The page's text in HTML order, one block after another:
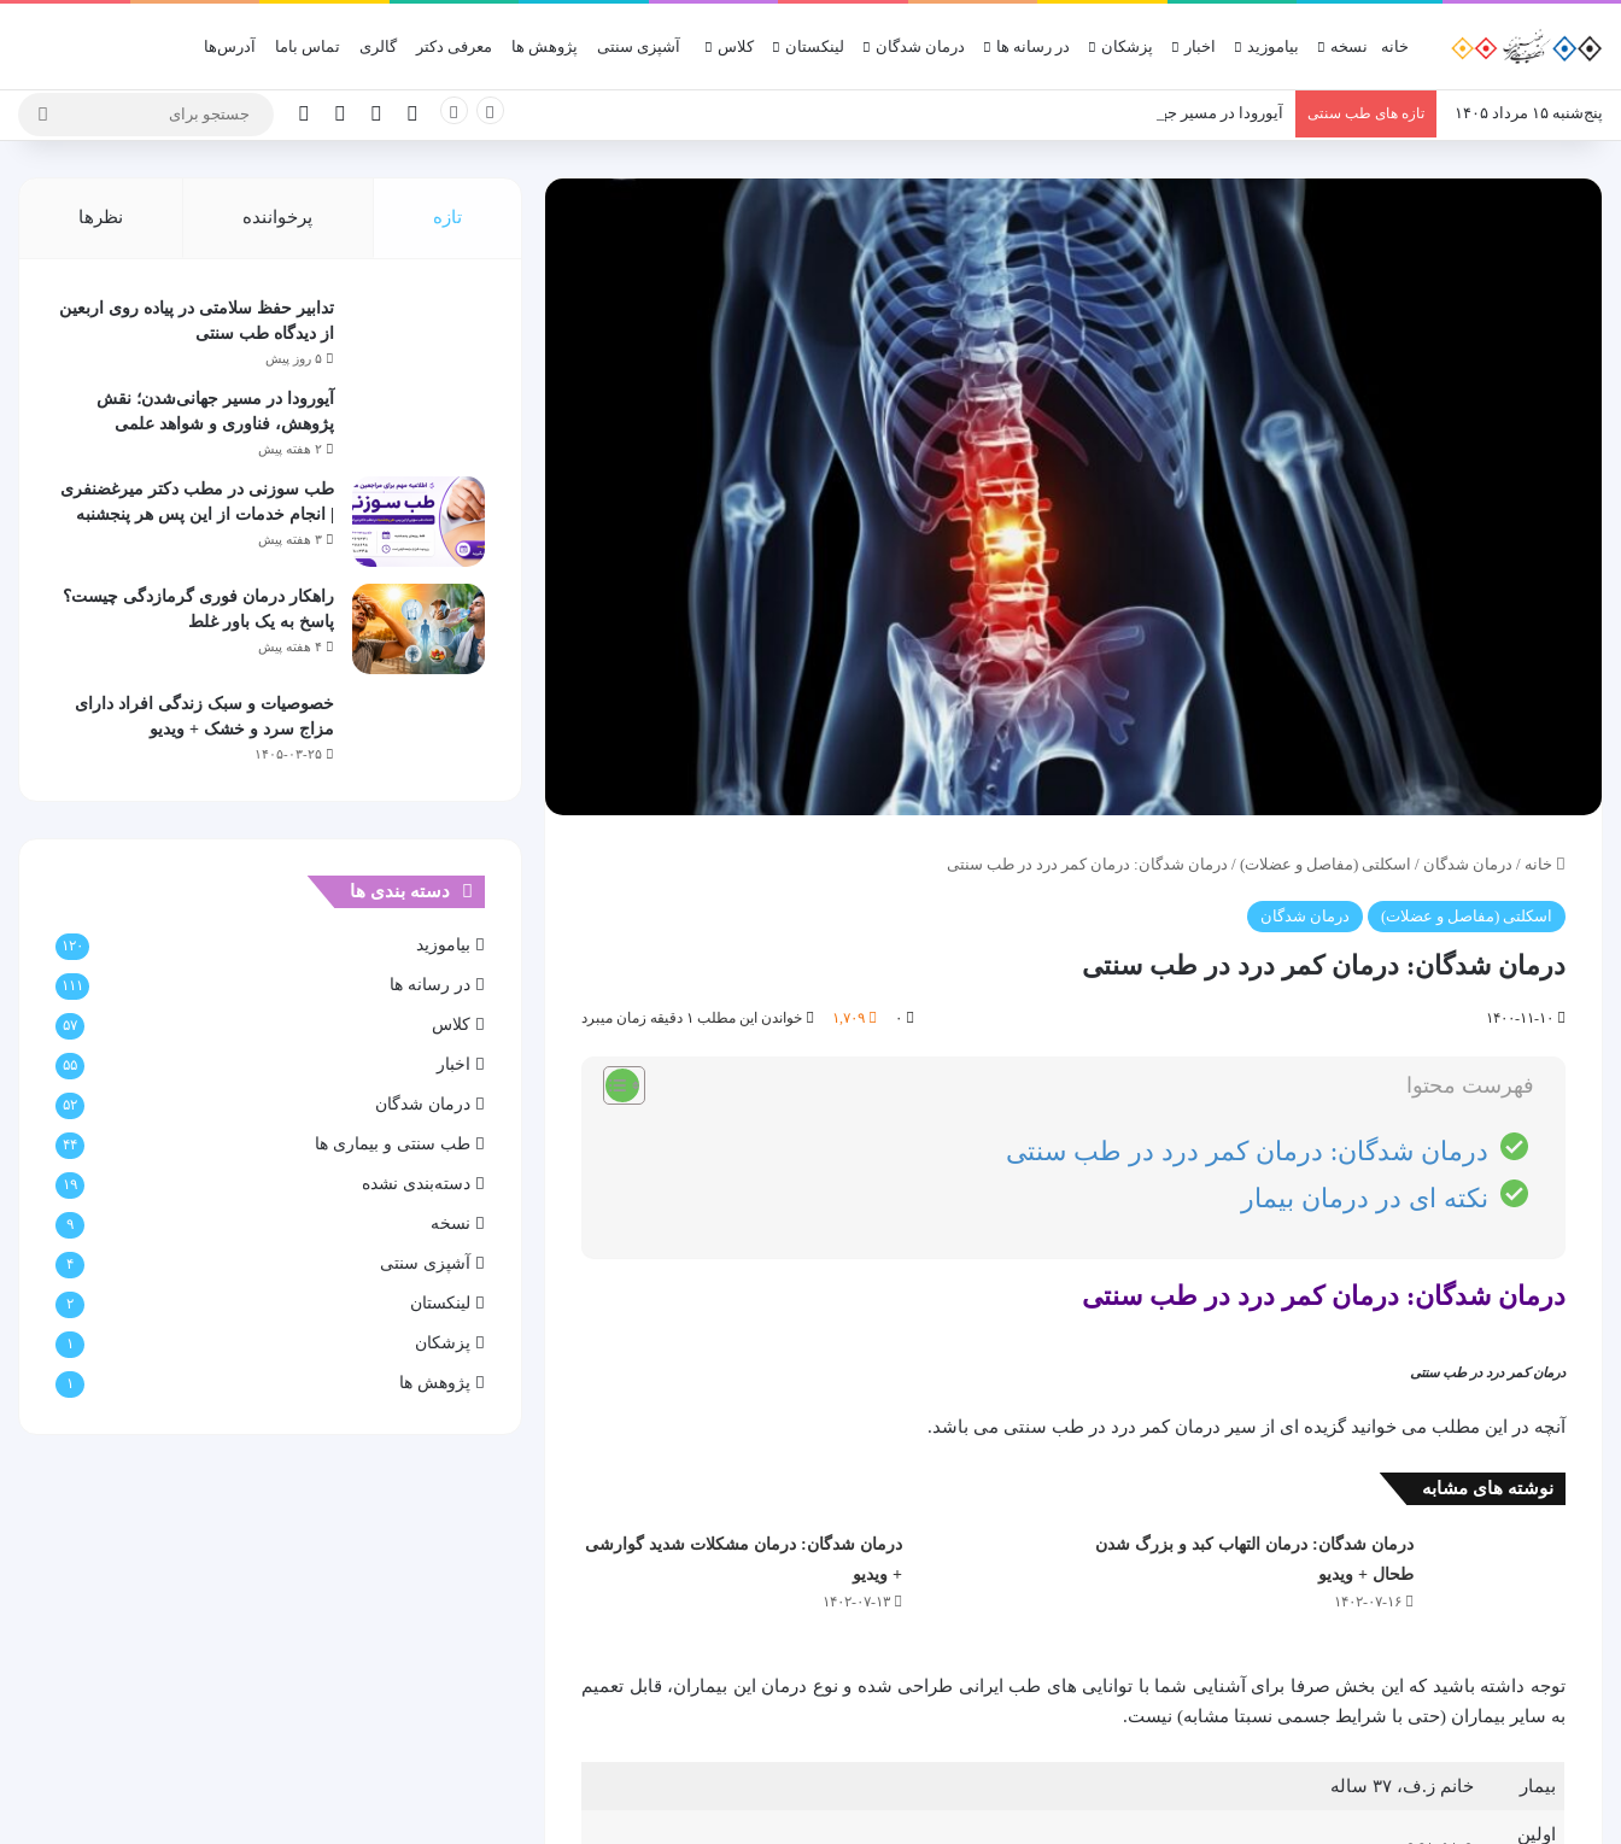
خانه نسخه بیاموزید اخبار پزشکان در رسانه ها درمان شدگان لینکستان کلاس آشپزی سنتی پژوهش ها معرفی دکتر گالری تماس باما آدرس‌ها
پنج‌شنبه ۱۵ مرداد ۱۴۰۵ تازه های طب سنتی آیورودا در مسیر جهانی‌شدن؛ نقش پژوهش، فناوری و شواهد علمی یوتیوباینستاگرام
خانه / درمان شدگان / اسکلتی (مفاصل و عضلات) / درمان شدگان: درمان کمر درد در طب سنتی
اسکلتی (مفاصل و عضلات) درمان شدگان
درمان شدگان: درمان کمر درد در طب سنتی
۱۴۰۰-۱۱-۱۰ ۰ ۱,۷۰۹ خواندن این مطلب ۱ دقیقه زمان میبرد
فهرست محتوا
درمان شدگان: درمان کمر درد در طب سنتی
نکته ای در درمان بیمار
درمان شدگان: درمان کمر درد در طب سنتی
درمان کمر درد در طب سنتی
آنچه در این مطلب می خوانید گزیده ای از سیر درمان کمر درد در طب سنتی می باشد.
نوشته های مشابه
درمان شدگان: درمان التهاب کبد و بزرگ شدن
طحال + ویدیو
۱۴۰۲-۰۷-۱۶
درمان شدگان: درمان مشکلات شدید گوارشی
+ ویدیو
۱۴۰۲-۰۷-۱۳
توجه داشته باشید که این بخش صرفا برای آشنایی شما با توانایی های طب ایرانی طراحی شده و نوع درمان این بیماران، قابل تعمیم
به سایر بیماران (حتی با شرایط جسمی نسبتا مشابه) نیست.
بیمار خانم ز.ف، ۳۷ ساله
اولین
تازه پرخواننده نظرها
تدابیر حفظ سلامتی در پیاده روی اربعین
از دیدگاه طب سنتی
۵ روز پیش
آیورودا در مسیر جهانی‌شدن؛ نقش
پژوهش، فناوری و شواهد علمی
۲ هفته پیش
طب سوزنی در مطب دکتر میرغضنفری
| انجام خدمات از این پس هر پنجشنبه
۳ هفته پیش
راهکار درمان فوری گرمازدگی چیست؟
پاسخ به یک باور غلط
۴ هفته پیش
خصوصیات و سبک زندگی افراد دارای
مزاج سرد و خشک + ویدیو
۱۴۰۵-۰۳-۲۵
دسته بندی ها
بیاموزید ۱۲۰
در رسانه ها ۱۱۱
کلاس ۵۷
اخبار ۵۵
درمان شدگان ۵۲
طب سنتی و بیماری ها ۴۴
دسته‌بندی نشده ۱۹
نسخه ۹
آشپزی سنتی ۴
لینکستان ۲
پزشکان ۱
پژوهش ها ۱